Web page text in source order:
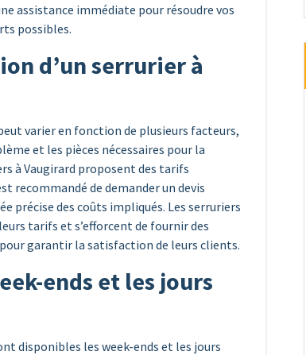
assistance immédiate pour résoudre vos
possibles.
d’un serrurier à
varier en fonction de plusieurs facteurs,
et les pièces nécessaires pour la
à Vaugirard proposent des tarifs
recommandé de demander un devis
précise des coûts impliqués. Les serruriers
tarifs et s’efforcent de fournir des
garantir la satisfaction de leurs clients.
ends et les jours
disponibles les week-ends et les jours